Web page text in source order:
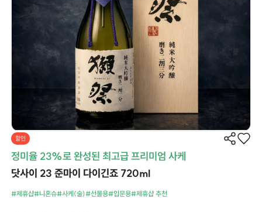
할인
정미율 23%로 완성된 최고급 프리미엄 사케
닷사이 23 준마이 다이긴죠 720ml
#제휴샵#니혼슈#사케(술)#선물용#입문용#제휴샵 추천